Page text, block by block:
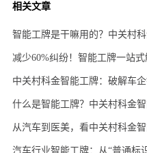
相关文章
减少60%纠纷！智能工牌一站
从汽车到医美，看中关村科金